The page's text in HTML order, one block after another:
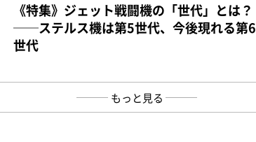
《特集》ジェット戦闘機の「世代」とは？
──ステルス機は第5世代、今後現れる第6
世代
もっと見る